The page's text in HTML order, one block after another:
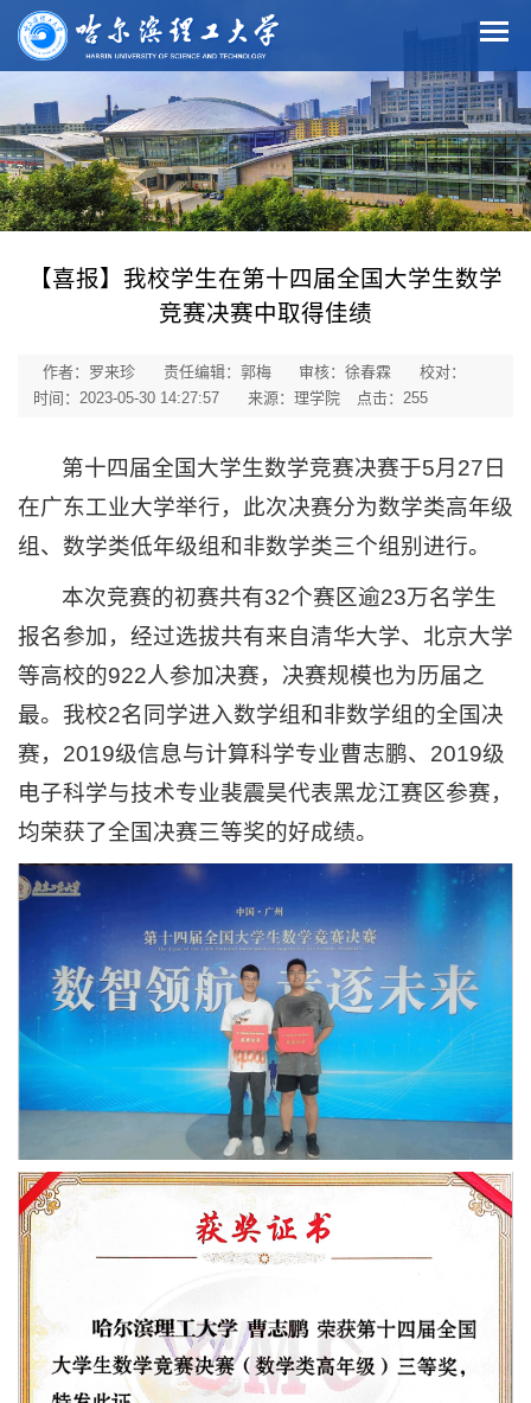
【喜报】我校学生在第十四届全国大学生数学
竞赛决赛中取得佳绩
作者：罗来珍 责任编辑：郭梅 审核：徐春霖
校对：
时间：2023-05-30 14:27:57
来源：理学院 点击：255
第十四届全国大学生数学竞赛决赛于5月27日
在广东工业大学举行，此次决赛分为数学类高年级
组、数学类低年级组和非数学类三个组别进行。
本次竞赛的初赛共有32个赛区逾23万名学生
报名参加，经过选拔共有来自清华大学、北京大学
等高校的922人参加决赛，决赛规模也为历届之
最。我校2名同学进入数学组和非数学组的全国决
赛，2019级信息与计算科学专业曹志鹏、2019级
电子科学与技术专业裴震昊代表黑龙江赛区参赛，
均荣获了全国决赛三等奖的好成绩。